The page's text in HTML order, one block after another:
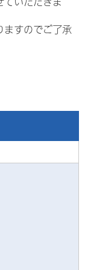
ますのでご了承